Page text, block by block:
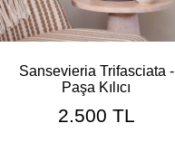
Sansevieria Trifasciata -
Paşa Kılıcı
2.500 TL